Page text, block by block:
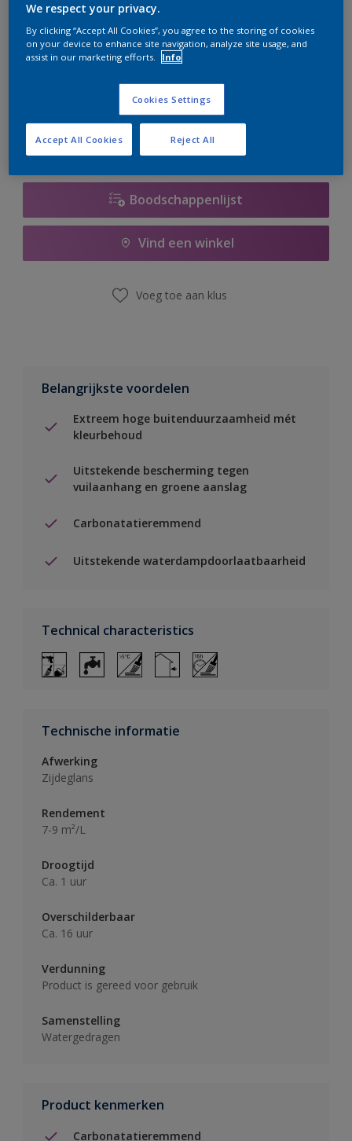
Op dit moment is het niet mogelijk dit product online
te bestellen. Houd de website in de gaten, we werken
er hard aan om de voorraad aan te vullen.
Boodschappenlijst
Vind een winkel
Voeg toe aan klus
Belangrijkste voordelen
Extreem hoge buitenduurzaamheid mét
kleurbehoud
Uitstekende bescherming tegen
vuilaanhang en groene aanslag
Carbonatatieremmend
Uitstekende waterdampdoorlaatbaarheid
Technical characteristics
Technische informatie
Afwerking
Zijdeglans
Rendement
7-9 m²/L
Droogtijd
Ca. 1 uur
Overschilderbaar
Ca. 16 uur
Verdunning
Product is gereed voor gebruik
Samenstelling
Watergedragen
Product kenmerken
Carbonatatieremmend
We respect your privacy.
By clicking “Accept All Cookies”, you agree to the storing of cookies
on your device to enhance site navigation, analyze site usage, and
assist in our marketing efforts.
Info
Cookies Settings
Reject All
Accept All Cookies